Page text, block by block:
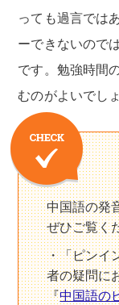
っても過言では
ーできないので
です。勉強時間
むのがよいでしょ
中国語の発
ぜひご覧く
「ピンイ
者の疑問に
『中国語の